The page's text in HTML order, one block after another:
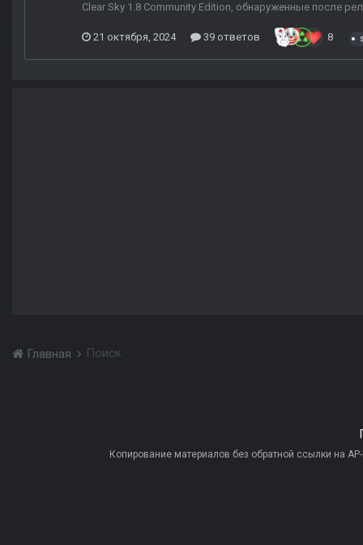
Clear Sky 1.8 Community Edition, обнаруженные после
21 октября, 2024 39 ответов 8
Главная Поиск
Копирование материалов без обратной ссылки на